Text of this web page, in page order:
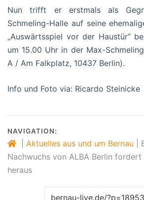
Nun trifft er erstmals als
Schmeling-Halle auf seine
„Auswärtsspiel vor der Haustür“
um 15.00 Uhr in der Max-
A / Am Falkplatz, 10437 Berlin).
Info und Foto via: Ricardo Steinicke
NAVIGATION:
Aktuelles aus und um Bernau
Nachwuchs von ALBA Berlin fordert
heraus